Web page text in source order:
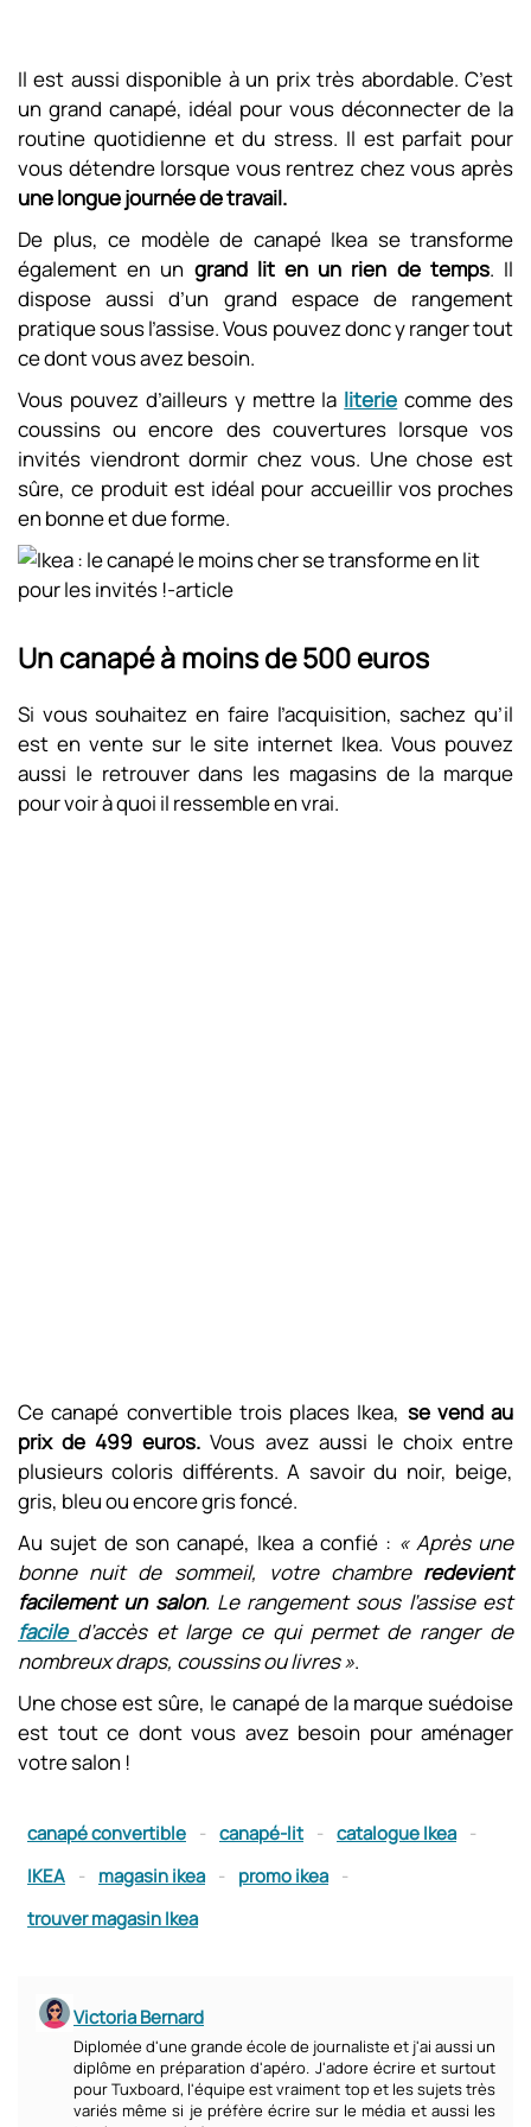
Il est aussi disponible à un prix très abordable. C’est
un grand canapé, idéal pour vous déconnecter de la
routine quotidienne et du stress. Il est parfait pour
vous détendre lorsque vous rentrez chez vous après
une longue journée de travail.
De plus, ce modèle de canapé Ikea se transforme
également en un grand lit en un rien de temps. Il
dispose aussi d’un grand espace de rangement
pratique sous l’assise. Vous pouvez donc y ranger tout
ce dont vous avez besoin.
Vous pouvez d’ailleurs y mettre la literie comme des
coussins ou encore des couvertures lorsque vos
invités viendront dormir chez vous. Une chose est
sûre, ce produit est idéal pour accueillir vos proches
en bonne et due forme.
Un canapé à moins de 500 euros
Si vous souhaitez en faire l’acquisition, sachez qu’il
est en vente sur le site internet Ikea. Vous pouvez
aussi le retrouver dans les magasins de la marque
pour voir à quoi il ressemble en vrai.
Ce canapé convertible trois places Ikea, se vend au
prix de 499 euros. Vous avez aussi le choix entre
plusieurs coloris différents. A savoir du noir, beige,
gris, bleu ou encore gris foncé.
Au sujet de son canapé, Ikea a confié : « Après une
bonne nuit de sommeil, votre chambreredevient
facilement un salon. Le rangement sous l’assise est
facile d’accès et large ce qui permet de ranger de
nombreux draps, coussins ou livres ».
Une chose est sûre, le canapé de la marque suédoise
est tout ce dont vous avez besoin pour aménager
votre salon !
canapé convertible - canapé-lit - catalogue Ikea -
IKEA - magasin ikea - promo ikea -
trouver magasin Ikea
Victoria Bernard
Diplomée d'une grande école de journaliste et j'ai aussi un
diplôme en préparation d'apéro. J'adore écrire et surtout
pour Tuxboard, l'équipe est vraiment top et les sujets très
variés même si je préfère écrire sur le média et aussi les